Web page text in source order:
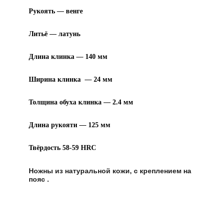
Рукоять — венге
Литьё — латунь
Длина клинка — 140 мм
Ширина клинка — 24 мм
Толщина обуха клинка — 2.4 мм
Длина рукояти — 125 мм
Твёрдость 58-59 HRC
Ножны из натуральной кожи, с креплением на
пояс .